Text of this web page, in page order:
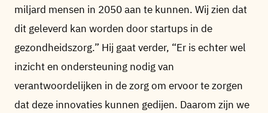
miljard mensen in 2050 aan te kunnen. Wij zien dat
dit geleverd kan worden door startups in de
gezondheidszorg.” Hij gaat verder, “Er is echter wel
inzicht en ondersteuning nodig van
verantwoordelijken in de zorg om ervoor te zorgen
dat deze innovaties kunnen gedijen. Daarom zijn we